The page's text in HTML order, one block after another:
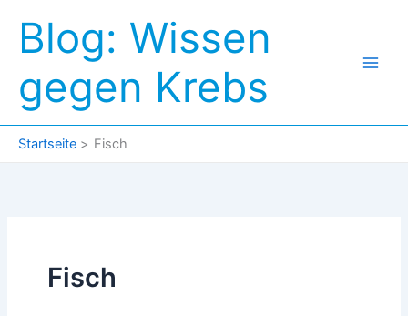
Inhalt
springen
Blog: Wissen
gegen Krebs
Startseite Fisch
Fisch